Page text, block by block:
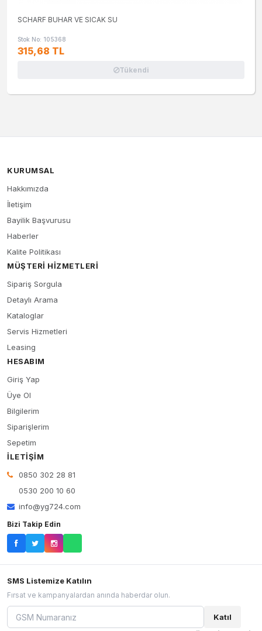
SCHARF BUHAR VE SICAK SU
Stok No: 105368
315,68 TL
Tükendi
KURUMSAL
Hakkımızda
İletişim
Bayilik Başvurusu
Haberler
Kalite Politikası
MÜŞTERI HIZMETLERI
Sipariş Sorgula
Detaylı Arama
Kataloglar
Servis Hizmetleri
Leasing
HESABIM
Giriş Yap
Üye Ol
Bilgilerim
Siparişlerim
Sepetim
İLETIŞIM
0850 302 28 81
0530 200 10 60
info@yg724.com
Bizi Takip Edin
SMS Listemize Katılın
Fırsat ve kampanyalardan anında haberdar olun.
Katıl